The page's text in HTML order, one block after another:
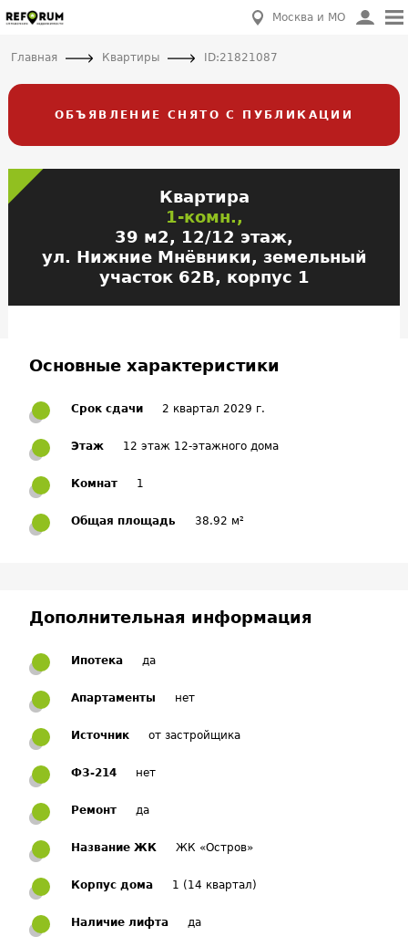
Москва и МО
Главная Квартиры ID:21821087
ОБЪЯВЛЕНИЕ СНЯТО С ПУБЛИКАЦИИ
Квартира
1-комн.,
39 м2, 12/12 этаж,
ул. Нижние Мнёвники, земельный
участок 62В, корпус 1
Основные характеристики
Срок сдачи 2 квартал 2029 г.
Этаж 12 этаж 12-этажного дома
Комнат 1
Общая площадь 38.92 м²
Дополнительная информация
Ипотека да
Апартаменты нет
Источник от застройщика
ФЗ-214 нет
Ремонт да
Название ЖК ЖК «Остров»
Корпус дома 1 (14 квартал)
Наличие лифта да